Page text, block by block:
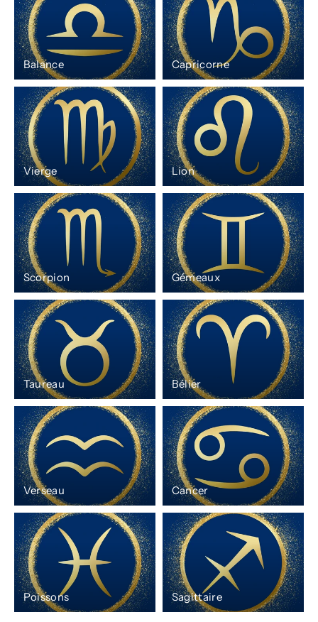
Balance Capricorne
Vierge Lion
Scorpion Gémeaux
Taureau Bélier
Verseau Cancer
Poissons Sagittaire